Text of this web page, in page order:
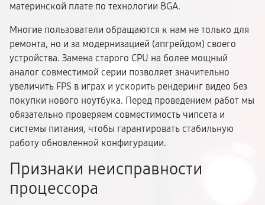
материнской плате по технологии BGA.
Многие пользователи обращаются к нам не только для
ремонта, но и за модернизацией (апгрейдом) своего
устройства. Замена старого CPU на более мощный
аналог совместимой серии позволяет значительно
увеличить FPS в играх и ускорить рендеринг видео без
покупки нового ноутбука. Перед проведением работ мы
обязательно проверяем совместимость чипсета и
системы питания, чтобы гарантировать стабильную
работу обновленной конфигурации.
Признаки неисправности
процессора